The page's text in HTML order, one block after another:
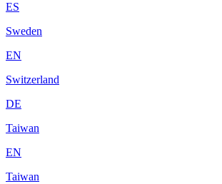
ES
Sweden
EN
Switzerland
DE
Taiwan
EN
Taiwan